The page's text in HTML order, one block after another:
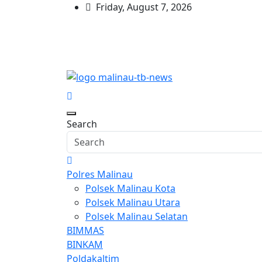
Friday, August 7, 2026
Beranda Warta Bhayangkara
Search
Polres Malinau
Polsek Malinau Kota
Polsek Malinau Utara
Polsek Malinau Selatan
BIMMAS
BINKAM
Poldakaltim